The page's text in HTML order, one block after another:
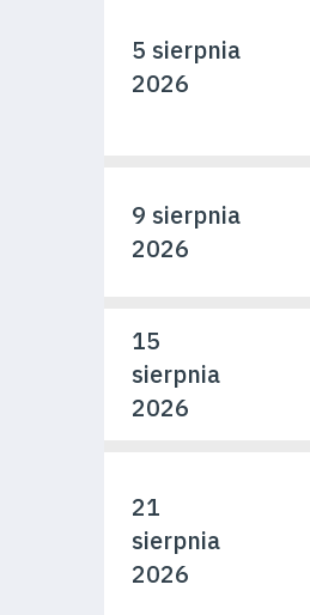
Polityka
Regulaminy
Warciarzy
#WARTOpobrać
pośredników
transakcyjnych
5 sierpnia
2026
9 sierpnia
2026
15
sierpnia
2026
21
sierpnia
2026